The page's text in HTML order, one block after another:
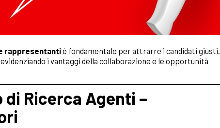
rappresentantiè fondamentale per attrarre i candidati giusti.
evidenziando i vantaggi della collaborazione e le opportunità
Ricerca Agenti –